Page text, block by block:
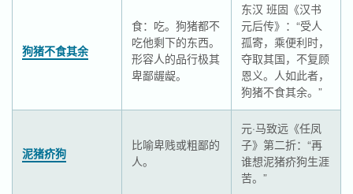
狗猪不食其余
食：吃。狗猪都不
吃他剩下的东西。
形容人的品行极其
卑鄙龌龊。
东汉 班固《汉书
元后传》：“受人
孤寄，乘便利时，
夺取其国，不复顾
恩义。人如此者，
狗猪不食其余。”
泥猪疥狗
比喻卑贱或粗鄙的
人。
元·马致远《任凤
子》第二折：“再
谁想泥猪疥狗生涯
苦。”